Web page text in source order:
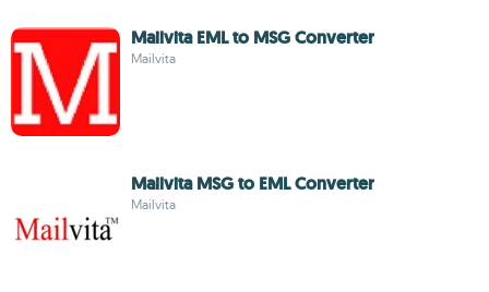
Mailvita EML to MSG Converter
Mailvita
Mailvita MSG to EML Converter
Mailvita